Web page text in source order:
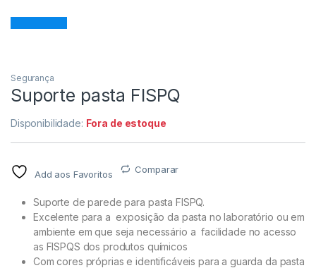
Segurança
Suporte pasta FISPQ
Disponibilidade: Fora de estoque
Add aos Favoritos Comparar
Suporte de parede para pasta FISPQ.
Excelente para a exposição da pasta no laboratório ou em
ambiente em que seja necessário a facilidade no acesso
as FISPQS dos produtos químicos
Com cores próprias e identificáveis para a guarda da pasta